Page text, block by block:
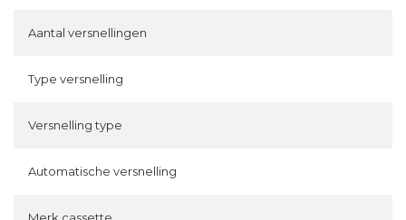
Aantal versnellingen
Type versnelling
Versnelling type
Automatische versnelling